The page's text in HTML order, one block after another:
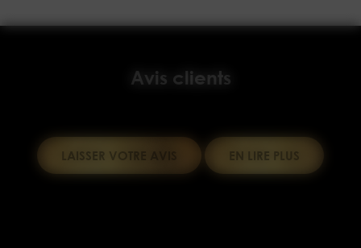
Avis clients
LAISSER VOTRE AVIS EN LIRE PLUS